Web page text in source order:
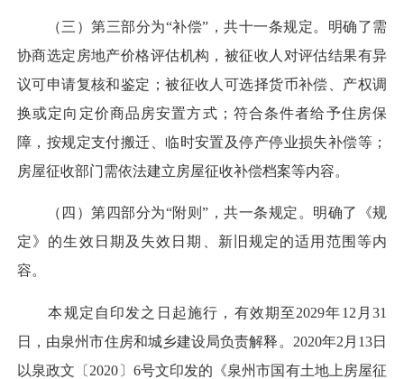
（三）第三部分为“补偿”，共十一条规定。明确了需
协商选定房地产价格评估机构，被征收人对评估结果有异
议可申请复核和鉴定；被征收人可选择货币补偿、产权调
换或定向定价商品房安置方式；符合条件者给予住房保
障，按规定支付搬迁、临时安置及停产停业损失补偿等；
房屋征收部门需依法建立房屋征收补偿档案等内容。
（四）第四部分为“附则”，共一条规定。明确了《规
定》的生效日期及失效日期、新旧规定的适用范围等内
容。
本规定自印发之日起施行，有效期至2029年12月31
日，由泉州市住房和城乡建设局负责解释。2020年2月13日
以泉政文〔2020〕6号文印发的《泉州市国有土地上房屋征